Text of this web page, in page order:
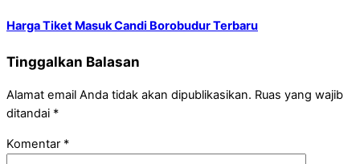
Harga Tiket Masuk Candi Borobudur Terbaru
Tinggalkan Balasan
Alamat email Anda tidak akan dipublikasikan. Ruas yang wajib
ditandai *
Komentar *